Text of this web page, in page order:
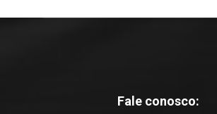
Fale conosco: